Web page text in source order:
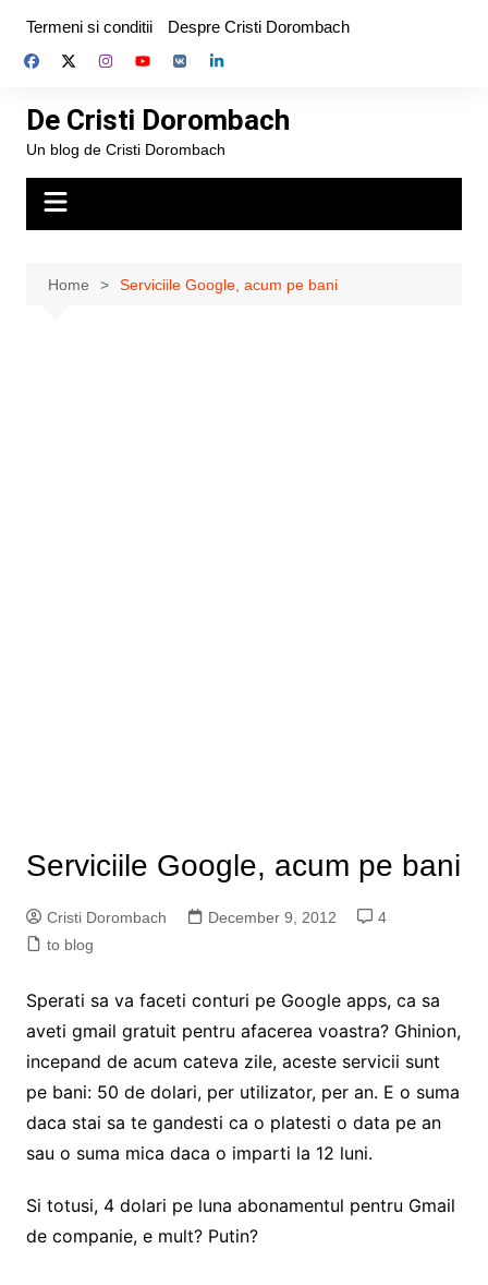
content
Termeni si conditii Despre Cristi Dorombach
De Cristi Dorombach
Un blog de Cristi Dorombach
Home Serviciile Google, acum pe bani
Serviciile Google, acum pe bani
Cristi Dorombach December 9, 2012
4
to blog
Sperati sa va faceti conturi pe Google apps, ca sa
aveti gmail gratuit pentru afacerea voastra? Ghinion,
incepand de acum cateva zile, aceste servicii sunt
pe bani: 50 de dolari, per utilizator, per an. E o suma
daca stai sa te gandesti ca o platesti o data pe an
sau o suma mica daca o imparti la 12 luni.
Si totusi, 4 dolari pe luna abonamentul pentru Gmail
de companie, e mult? Putin?